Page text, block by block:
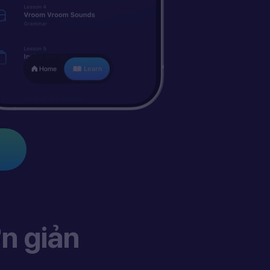
giản